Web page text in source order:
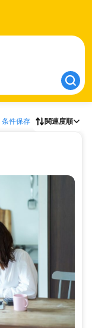
条件保存 関連度順